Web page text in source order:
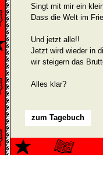
Singt mit mir ein
Dass die Welt im
Und jetzt alle!!
Jetzt wird wieder in
wir steigern das
Alles klar?
zum Tagebuch